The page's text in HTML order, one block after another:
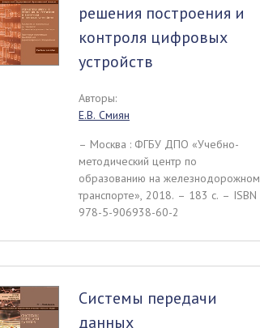
решения построения и
контроля цифровых
устройств
Авторы:
Е.В. Смиян
– Москва : ФГБУ ДПО «Учебно-
методический центр по
образованию на железнодорожном
транспорте», 2018. – 183 c. – ISBN
978-5-906938-60-2
Системы передачи
данных